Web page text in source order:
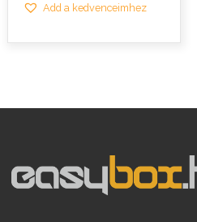
Add a kedvenceimhez